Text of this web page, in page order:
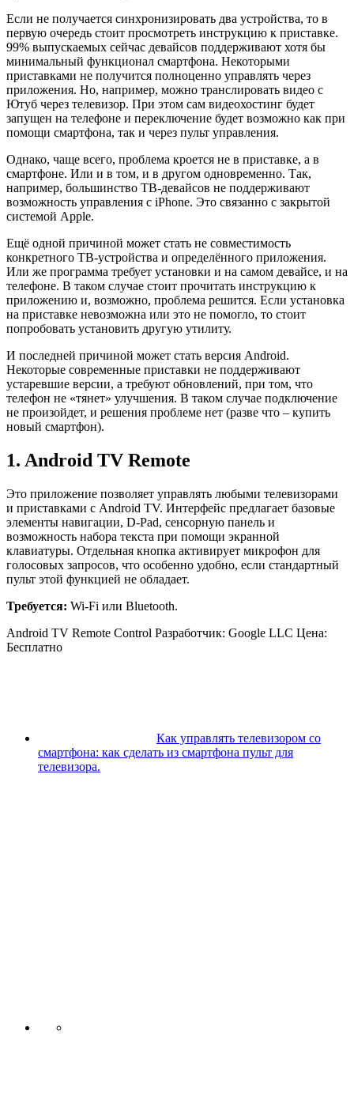
Если не получается синхронизировать два устройства, то в
первую очередь стоит просмотреть инструкцию к приставке.
99% выпускаемых сейчас девайсов поддерживают хотя бы
минимальный функционал смартфона. Некоторыми
приставками не получится полноценно управлять через
приложения. Но, например, можно транслировать видео с
Ютуб через телевизор. При этом сам видеохостинг будет
запущен на телефоне и переключение будет возможно как при
помощи смартфона, так и через пульт управления.
Однако, чаще всего, проблема кроется не в приставке, а в
смартфоне. Или и в том, и в другом одновременно. Так,
например, большинство ТВ-девайсов не поддерживают
возможность управления с iPhone. Это связанно с закрытой
системой Apple.
Ещё одной причиной может стать не совместимость
конкретного ТВ-устройства и определённого приложения.
Или же программа требует установки и на самом девайсе, и на
телефоне. В таком случае стоит прочитать инструкцию к
приложению и, возможно, проблема решится. Если установка
на приставке невозможна или это не помогло, то стоит
попробовать установить другую утилиту.
И последней причиной может стать версия Android.
Некоторые современные приставки не поддерживают
устаревшие версии, а требуют обновлений, при том, что
телефон не «тянет» улучшения. В таком случае подключение
не произойдет, и решения проблеме нет (разве что – купить
новый смартфон).
1. Android TV Remote
Это приложение позволяет управлять любыми телевизорами
и приставками с Android TV. Интерфейс предлагает базовые
элементы навигации, D-Pad, сенсорную панель и
возможность набора текста при помощи экранной
клавиатуры. Отдельная кнопка активирует микрофон для
голосовых запросов, что особенно удобно, если стандартный
пульт этой функцией не обладает.
Требуется: Wi-Fi или Bluetooth.
Android TV Remote Control Разработчик: Google LLC Цена:
Бесплатно
Как управлять телевизором со
смартфона: как сделать из смартфона пульт для
телевизора.